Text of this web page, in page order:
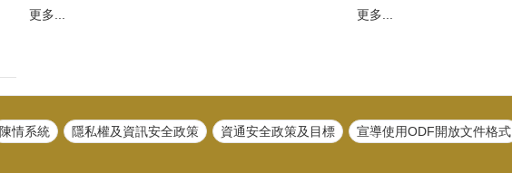
更多...
更多...
陳情系統 隱私權及資訊安全政策 資通安全政策及目標 宣導使用ODF開放文件格式